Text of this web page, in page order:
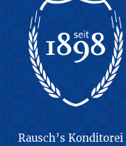
Rausch’s Konditorei